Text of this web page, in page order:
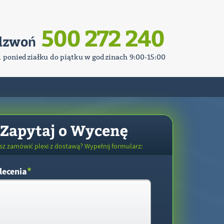
500 272 240
do piątku w godzinach 9:00-15:00
Zapytaj o Wycenę
zamówić plexi z dostawą? Wypełnij formularz:
*